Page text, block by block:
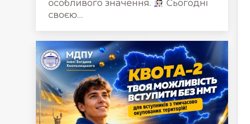
особливого значення.
Сьогодні
своєю…